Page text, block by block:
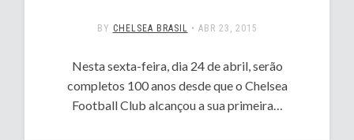
BY CHELSEA BRASIL • ABR 23, 2015
Nesta sexta-feira, dia 24 de abril, serão
completos 100 anos desde que o Chelsea
Football Club alcançou a sua primeira…